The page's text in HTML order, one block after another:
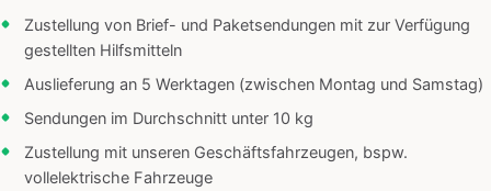
Zustellung von Brief- und Paketsendungen mit zur Verfügung
gestellten Hilfsmitteln
Auslieferung an 5 Werktagen (zwischen Montag und Samstag)
Sendungen im Durchschnitt unter 10 kg
Zustellung mit unseren Geschäftsfahrzeugen, bspw.
vollelektrische Fahrzeuge